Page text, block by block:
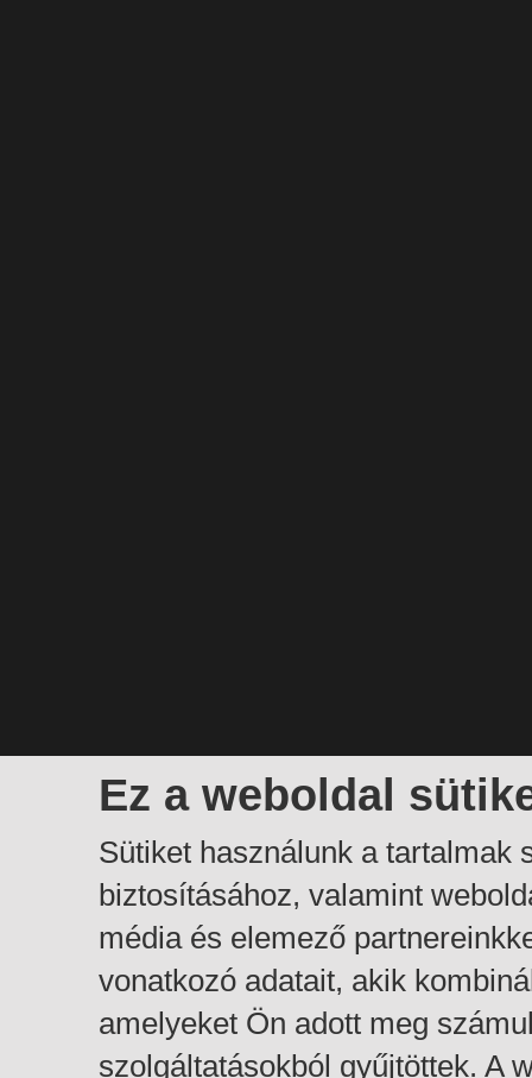
Ez a weboldal
Sütiket használunk a tartalmak
biztosításához, valamint
média és elemező
vonatkozó adatait, akik
amelyeket Ön adott meg
szolgáltatásokból gyűjtöttek. A